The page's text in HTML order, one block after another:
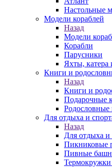
Настольные
Модели кораблей
Назад
Модели
Корабли
Парусники
Яхты, катера
Книги и
Назад
Книги и
Подарочные
Родословные
Для отдыха и
Назад
Для отдыха и
Пикниковые
Пивные